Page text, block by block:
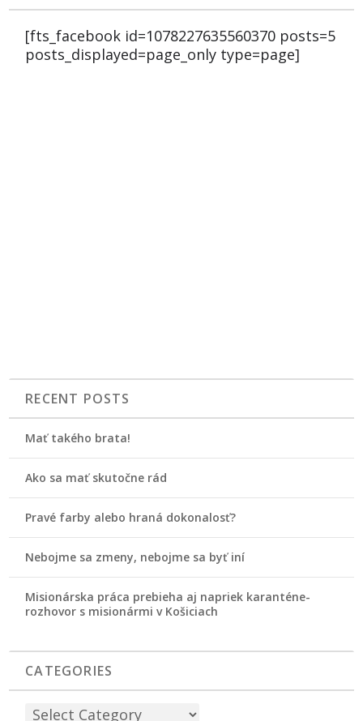
[fts_facebook id=1078227635560370 posts=5
posts_displayed=page_only type=page]
RECENT POSTS
Mať takého brata!
Ako sa mať skutočne rád
Pravé farby alebo hraná dokonalosť?
Nebojme sa zmeny, nebojme sa byť iní
Misionárska práca prebieha aj napriek karanténe-
rozhovor s misionármi v Košiciach
CATEGORIES